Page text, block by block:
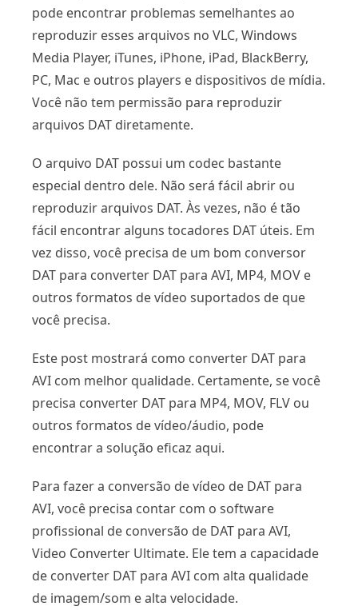
pode encontrar problemas semelhantes ao
reproduzir esses arquivos no VLC, Windows
Media Player, iTunes, iPhone, iPad, BlackBerry,
PC, Mac e outros players e dispositivos de mídia.
Você não tem permissão para reproduzir
arquivos DAT diretamente.
O arquivo DAT possui um codec bastante
especial dentro dele. Não será fácil abrir ou
reproduzir arquivos DAT. Às vezes, não é tão
fácil encontrar alguns tocadores DAT úteis. Em
vez disso, você precisa de um bom conversor
DAT para converter DAT para AVI, MP4, MOV e
outros formatos de vídeo suportados de que
você precisa.
Este post mostrará como converter DAT para
AVI com melhor qualidade. Certamente, se você
precisa converter DAT para MP4, MOV, FLV ou
outros formatos de vídeo/áudio, pode
encontrar a solução eficaz aqui.
Para fazer a conversão de vídeo de DAT para
AVI, você precisa contar com o software
profissional de conversão de DAT para AVI,
Video Converter Ultimate. Ele tem a capacidade
de converter DAT para AVI com alta qualidade
de imagem/som e alta velocidade.